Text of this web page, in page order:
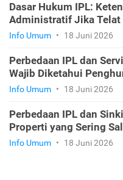
Dasar Hukum IPL:
Administratif Jika Telat
Info Umum • 18 Juni 2026
Perbedaan IPL dan
Wajib Diketahui
Info Umum • 18 Juni 2026
Perbedaan IPL dan
Properti yang Sering
Info Umum • 18 Juni 2026